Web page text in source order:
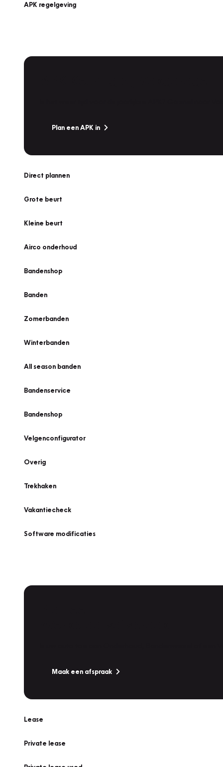
APK regelgeving
Plan een APK in
Direct plannen
Grote beurt
Kleine beurt
Airco onderhoud
Bandenshop
Banden
Zomerbanden
Winterbanden
All season banden
Bandenservice
Bandenshop
Velgenconfigurator
Overig
Trekhaken
Vakantiecheck
Software modificaties
Maak een afspraak
Lease
Private lease